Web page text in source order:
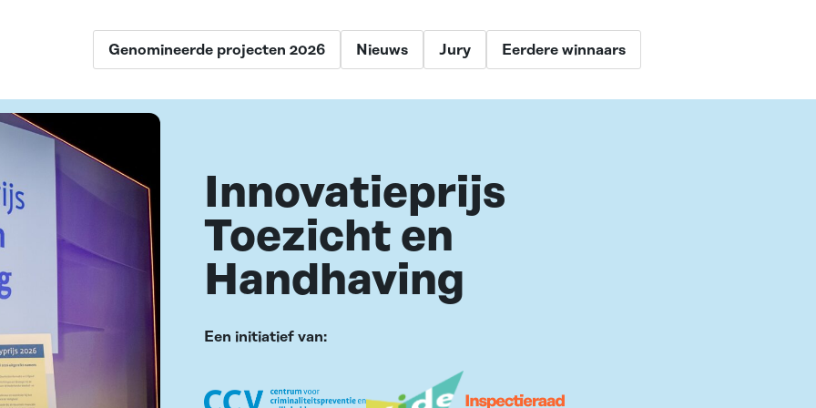
Genomineerde projecten 2026 Nieuws Jury Eerdere winnaars
Innovatieprijs
Toezicht en
Handhaving
Een initiatief van: